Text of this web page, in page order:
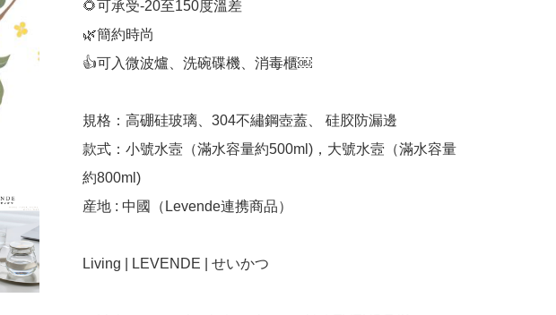
🌻可承受-20至150度溫差
🌿簡約時尚
👍可入微波爐、洗碗碟機、消毒櫃￼
規格：高硼硅玻璃、304不繡鋼壺蓋、 硅㬵防漏邊
款式：小號水壼（滿水容量約500ml)，大號水壼（滿水容量
約800ml)
産地 : 中國（Levende連携商品）
Living | LEVENDE | せいかつ